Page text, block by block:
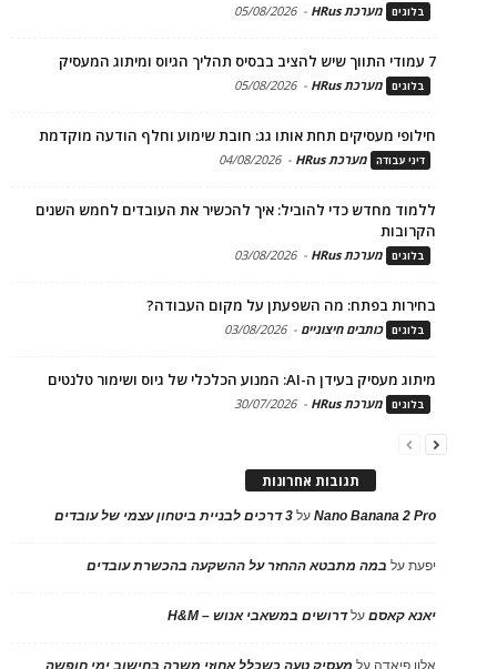
בלוגים מערכת HRus -
05/08/2026
7 עמודי התווך שיש להציב בבסיס תהליך הגיוס ומיתוג המעסיק
בלוגים מערכת HRus -
05/08/2026
חילופי מעסיקים תחת אותו גג: חובת שימוע וחלף הודעה מוקדמת
דיני עבודה מערכת HRus -
04/08/2026
ללמוד מחדש כדי להוביל: איך להכשיר את העובדים לחמש השנים
הקרובות
בלוגים מערכת HRus -
03/08/2026
בחירות בפתח: מה השפעתן על מקום העבודה?
בלוגים כותבים חיצוניים -
03/08/2026
מיתוג מעסיק בעידן ה-AI: המנוע הכלכלי של גיוס ושימור טלנטים
בלוגים מערכת HRus -
30/07/2026
תגובות אחרונות
Nano Banana 2 Proעל 3 דרכים לבניית ביטחון עצמי של עובדים
יפעתעל במה מתבטא ההחזר על ההשקעה בהכשרת עובדים
יאנא קאסםעלדרושים במשאבי אנוש – H&M
אלון פיאדה על מעסיק טעה כשכלל אחוזי משרה בחישוב ימי חופשה